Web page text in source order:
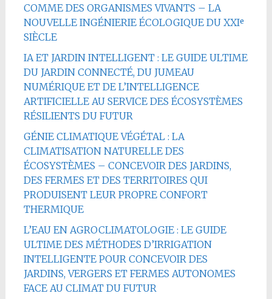
COMME DES ORGANISMES VIVANTS – LA
NOUVELLE INGÉNIERIE ÉCOLOGIQUE DU XXIᵉ
SIÈCLE
IA ET JARDIN INTELLIGENT : LE GUIDE ULTIME
DU JARDIN CONNECTÉ, DU JUMEAU
NUMÉRIQUE ET DE L’INTELLIGENCE
ARTIFICIELLE AU SERVICE DES ÉCOSYSTÈMES
RÉSILIENTS DU FUTUR
GÉNIE CLIMATIQUE VÉGÉTAL : LA
CLIMATISATION NATURELLE DES
ÉCOSYSTÈMES – CONCEVOIR DES JARDINS,
DES FERMES ET DES TERRITOIRES QUI
PRODUISENT LEUR PROPRE CONFORT
THERMIQUE
L’EAU EN AGROCLIMATOLOGIE : LE GUIDE
ULTIME DES MÉTHODES D’IRRIGATION
INTELLIGENTE POUR CONCEVOIR DES
JARDINS, VERGERS ET FERMES AUTONOMES
FACE AU CLIMAT DU FUTUR